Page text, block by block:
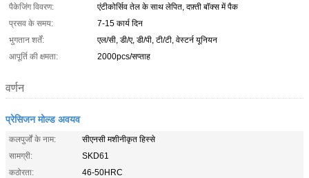
पैकेजिंग विवरण:
एंटीकोर्सिव तेल के साथ लेपित, दफ़्ती बॉक्स में पैक
प्रसव के समय:
7-15 कार्य दिन
भुगतान शर्तें:
एल/सी, डी/ए, डी/पी, टी/टी, वेस्टर्न यूनियन
आपूर्ति की क्षमता:
2000pcs/सप्ताह
वर्णन
प्रेसिजन मोल्ड अवयव
कलपुर्जों के नाम:
सीएनसी मशीनीकृत हिस्से
सामग्री:
SKD61
कठोरता:
46-50HRC